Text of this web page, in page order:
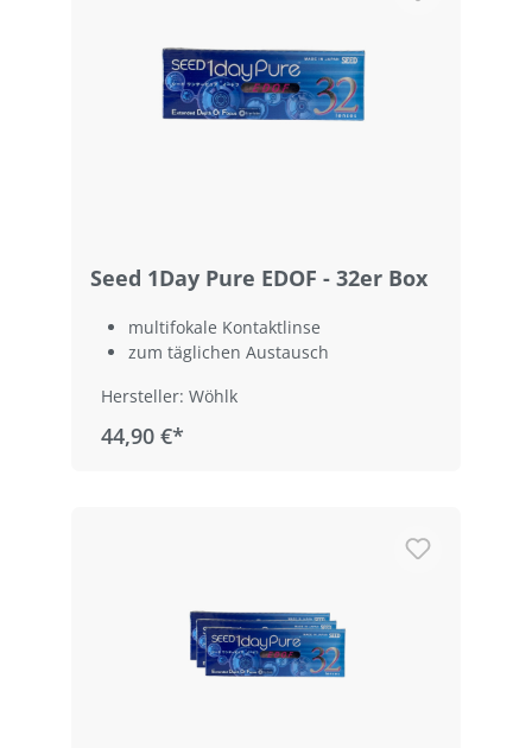
Seed 1Day Pure EDOF - 32er Box
multifokale Kontaktlinse
zum täglichen Austausch
Hersteller: Wöhlk
44,90 €*